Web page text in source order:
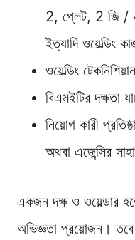
2, প্লেট, 2 জি /
ইত্যাদি ওয়েল্ডিং
ওয়েল্ডিং
বিএমইটির দক্ষতা
নিয়োগ কারী
অথবা এজেন্সির
একজন দক্ষ ও ওয়েল্ডার
অভিজ্ঞতা প্রয়োজন। তবে